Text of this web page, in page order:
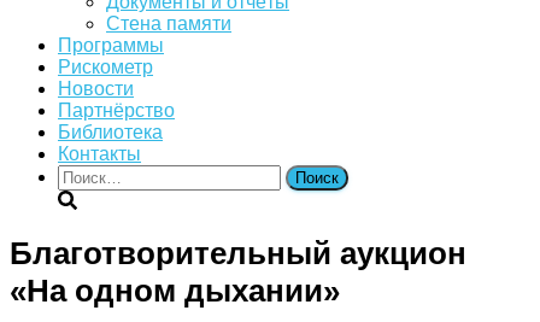
Стена памяти
Программы
Рискометр
Новости
Партнёрство
Библиотека
Контакты
Найти:
Благотворительный аукцион
«На одном дыхании»